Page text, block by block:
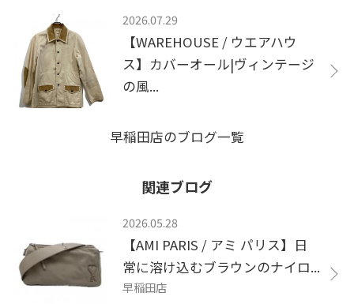
2026.07.29
【WAREHOUSE / ウエアハウ
ス】カバーオール|ヴィンテージ
の風...
早稲田店のブログ一覧
関連ブログ
2026.05.28
【AMI PARIS / アミ パリス】日
常に溶け込むブラウンのナイロ...
早稲田店